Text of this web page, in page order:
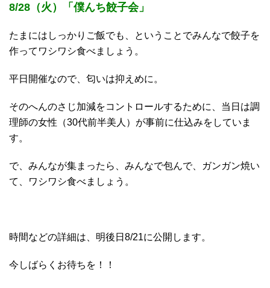
8/28（火）「僕んち餃子会」
たまにはしっかりご飯でも、ということでみんなで餃子を
作ってワシワシ食べましょう。
平日開催なので、匂いは抑えめに。
そのへんのさじ加減をコントロールするために、当日は調
理師の女性（30代前半美人）が事前に仕込みをしていま
す。
で、みんなが集まったら、みんなで包んで、ガンガン焼い
て、ワシワシ食べましょう。
時間などの詳細は、明後日8/21に公開します。
今しばらくお待ちを！！